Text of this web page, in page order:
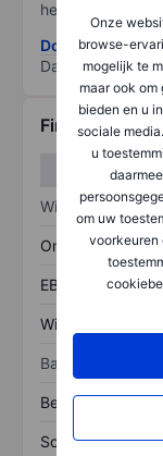
Onze
browse-
mogelijk te
maar ook
bieden en u
sociale
u
om uw
voorkeuren
het grootste
Download de
Data provided
Financiële
Winst/verlies
Omzet
EBITDA
Winst
Balans
Bezittingen
Schulden